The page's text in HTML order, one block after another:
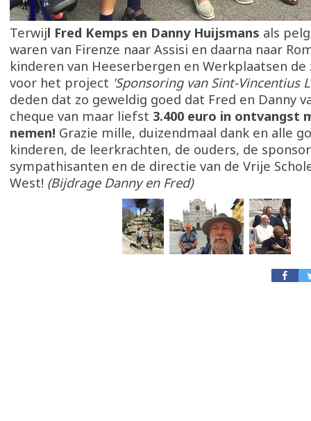
Terwijl Fred Kemps en Danny Huijsmans als
waren van Firenze naar Assisi en daarna naar
kinderen van Heeserbergen en Werkplaatsen
voor het project 'Sponsoring van Sint-Vincentius
deden dat zo geweldig goed dat Fred en Danny
cheque van maar liefst 3.400 euro in ontvangst
nemen! Grazie mille, duizendmaal dank en alle
kinderen, de leerkrachten, de ouders, de
sympathisanten en de directie van de Vrije
West! (Bijdrage Danny en Fred)